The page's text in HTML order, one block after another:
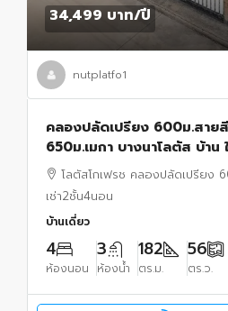
34,499 บาท/ปี
nutplatfo1
คลองปลัดเปรียง 600ม.สาย
650ม.เมกา บางนาโลตัส บ้าน
โลตัสโกเฟรช คลองปลัดเปรียง
เช่า2ชั้น4นอน
บ้านเดี่ยว
4
ห้องนอน
3
ห้องน้ำ
182
ตร.ม.
56
ตร.ว.